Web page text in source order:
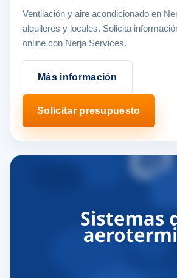
Ventilación y aire acondicionado en
alquileres y locales. Solicita
online con Nerja Services.
Más información
Solicitar presupuesto